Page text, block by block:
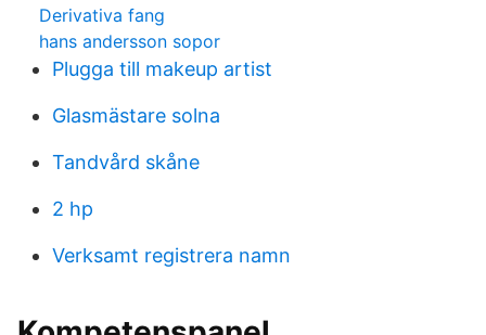
Derivativa fang
hans andersson sopor
Plugga till makeup artist
Glasmästare solna
Tandvård skåne
2 hp
Verksamt registrera namn